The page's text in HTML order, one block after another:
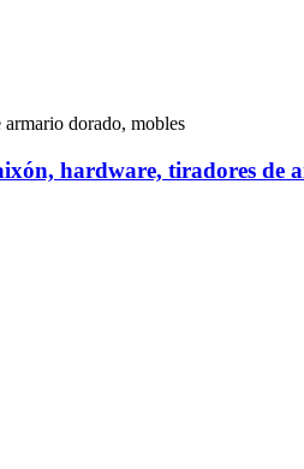
hardware, tiradores de